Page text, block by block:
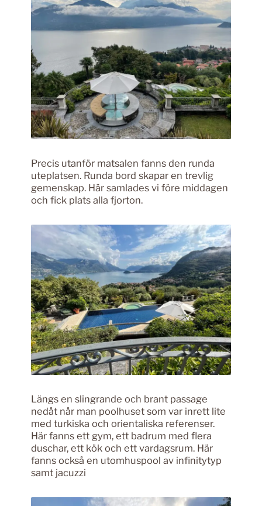
Precis utanför matsalen fanns den runda
uteplatsen. Runda bord skapar en trevlig
gemenskap. Här samlades vi före middagen
och fick plats alla fjorton.
Längs en slingrande och brant passage
nedåt når man poolhuset som var inrett lite
med turkiska och orientaliska referenser.
Här fanns ett gym, ett badrum med flera
duschar, ett kök och ett vardagsrum. Här
fanns också en utomhuspool av infinitytyp
samt jacuzzi